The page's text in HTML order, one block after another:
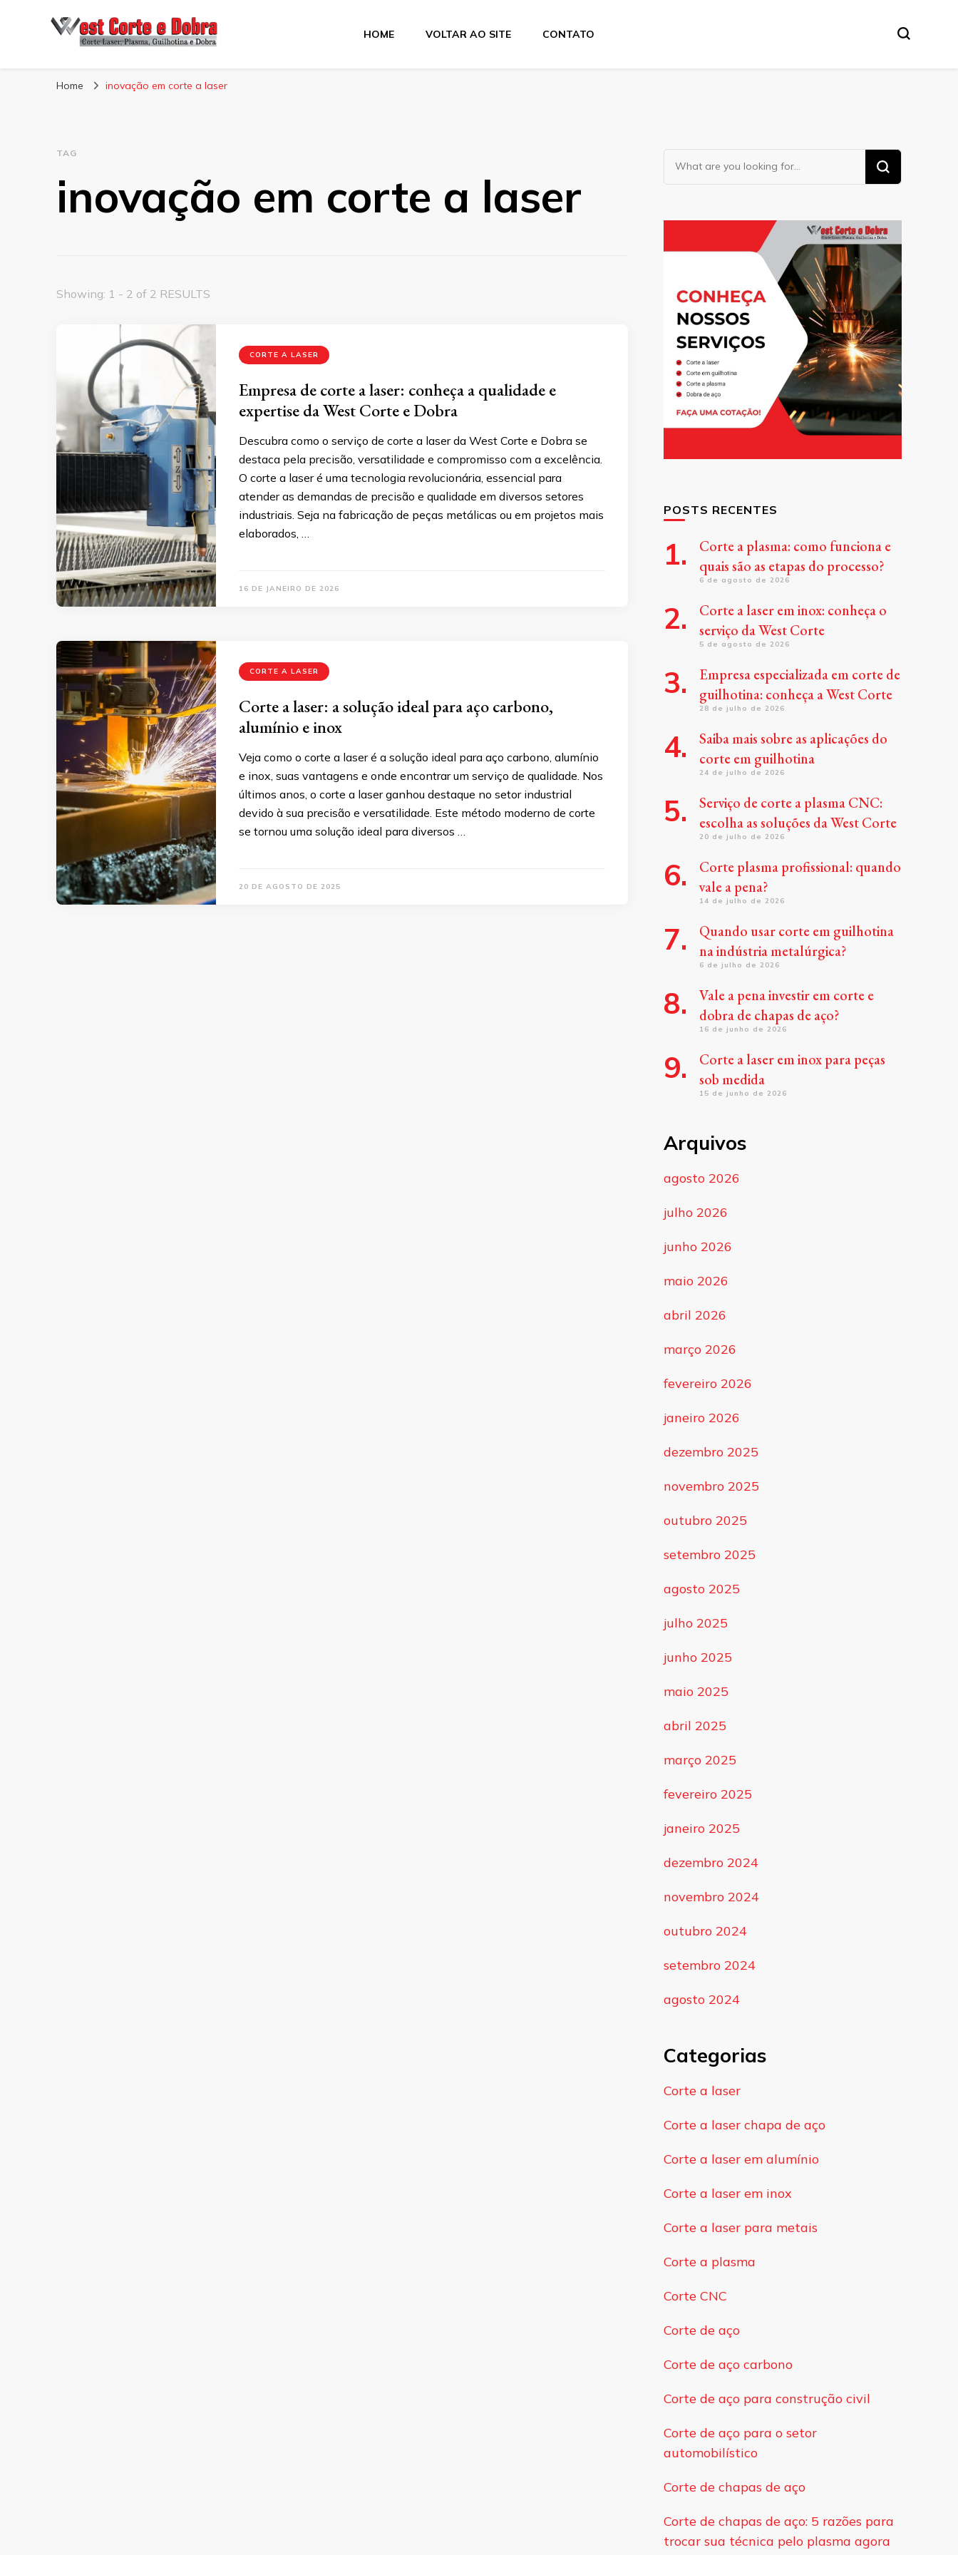
Blog West Corte e Dobra
HOME VOLTAR AO SITE CONTATO
Home inovação em corte a laser
TAG
inovação em corte a laser
Showing: 1 - 2 of 2 RESULTS
CORTE A LASER
Empresa de corte a laser: conheça a qualidade e
expertise da West Corte e Dobra
Descubra como o serviço de corte a laser da West Corte e Dobra se
destaca pela precisão, versatilidade e compromisso com a excelência.
O corte a laser é uma tecnologia revolucionária, essencial para
atender as demandas de precisão e qualidade em diversos setores
industriais. Seja na fabricação de peças metálicas ou em projetos mais
elaborados, …
16 DE JANEIRO DE 2026
CORTE A LASER
Corte a laser: a solução ideal para aço carbono,
alumínio e inox
Veja como o corte a laser é a solução ideal para aço carbono, alumínio
e inox, suas vantagens e onde encontrar um serviço de qualidade. Nos
últimos anos, o corte a laser ganhou destaque no setor industrial
devido à sua precisão e versatilidade. Este método moderno de corte
se tornou uma solução ideal para diversos …
20 DE AGOSTO DE 2025
Looking
for
POSTS RECENTES
Corte a plasma: como funciona e
quais são as etapas do processo?
6 de agosto de 2026
Corte a laser em inox: conheça o
serviço da West Corte
5 de agosto de 2026
Empresa especializada em corte de
guilhotina: conheça a West Corte
28 de julho de 2026
Saiba mais sobre as aplicações do
corte em guilhotina
24 de julho de 2026
Serviço de corte a plasma CNC:
escolha as soluções da West Corte
20 de julho de 2026
Corte plasma profissional: quando
vale a pena?
14 de julho de 2026
Quando usar corte em guilhotina
na indústria metalúrgica?
6 de julho de 2026
Vale a pena investir em corte e
dobra de chapas de aço?
16 de junho de 2026
Corte a laser em inox para peças
sob medida
15 de junho de 2026
Arquivos
agosto 2026
julho 2026
junho 2026
maio 2026
abril 2026
março 2026
fevereiro 2026
janeiro 2026
dezembro 2025
novembro 2025
outubro 2025
setembro 2025
agosto 2025
julho 2025
junho 2025
maio 2025
abril 2025
março 2025
fevereiro 2025
janeiro 2025
dezembro 2024
novembro 2024
outubro 2024
setembro 2024
agosto 2024
Categorias
Corte a laser
Corte a laser chapa de aço
Corte a laser em alumínio
Corte a laser em inox
Corte a laser para metais
Corte a plasma
Corte CNC
Corte de aço
Corte de aço carbono
Corte de aço para construção civil
Corte de aço para o setor
automobilístico
Corte de chapas de aço
Corte de chapas de aço: 5 razões para
trocar sua técnica pelo plasma agora